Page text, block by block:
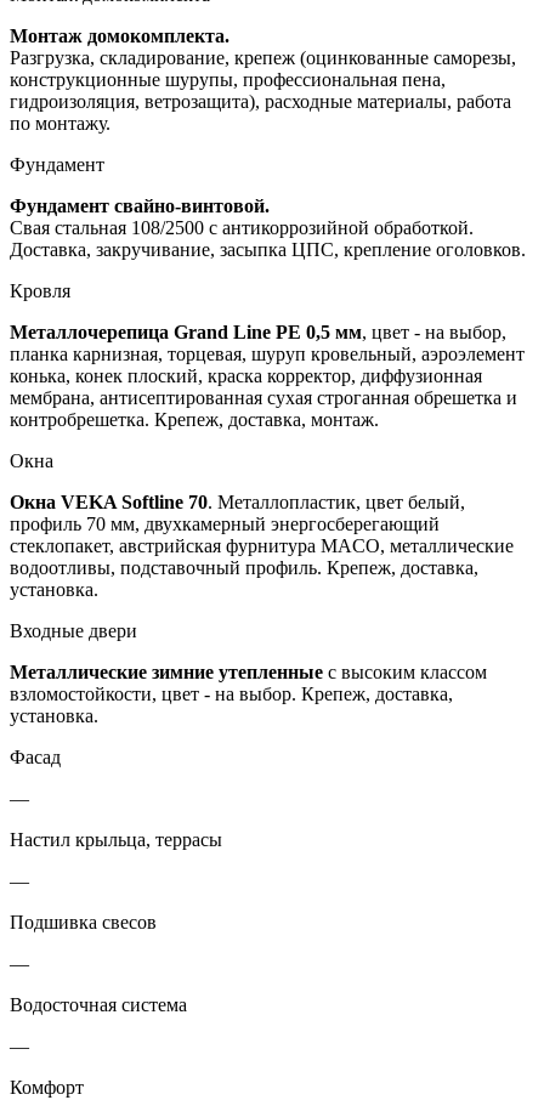
Монтаж домокомплекта.
Разгрузка, складирование, крепеж (оцинкованные саморезы,
конструкционные шурупы, профессиональная пена,
гидроизоляция, ветрозащита), расходные материалы, работа
по монтажу.
Фундамент
Фундамент свайно-винтовой.
Свая стальная 108/2500 с антикоррозийной обработкой.
Доставка, закручивание, засыпка ЦПС, крепление оголовков.
Кровля
Металлочерепица Grand Line PE 0,5 мм, цвет - на выбор,
планка карнизная, торцевая, шуруп кровельный, аэроэлемент
конька, конек плоский, краска корректор, диффузионная
мембрана, антисептированная сухая строганная обрешетка и
контробрешетка. Крепеж, доставка, монтаж.
Окна
Окна VEKA Softline 70. Металлопластик, цвет белый,
профиль 70 мм, двухкамерный энергосберегающий
стеклопакет, австрийская фурнитура MACO, металлические
водоотливы, подставочный профиль. Крепеж, доставка,
установка.
Входные двери
Металлические зимние утепленные с высоким классом
взломостойкости, цвет - на выбор. Крепеж, доставка,
установка.
Фасад
—
Настил крыльца, террасы
—
Подшивка свесов
—
Водосточная система
—
Комфорт